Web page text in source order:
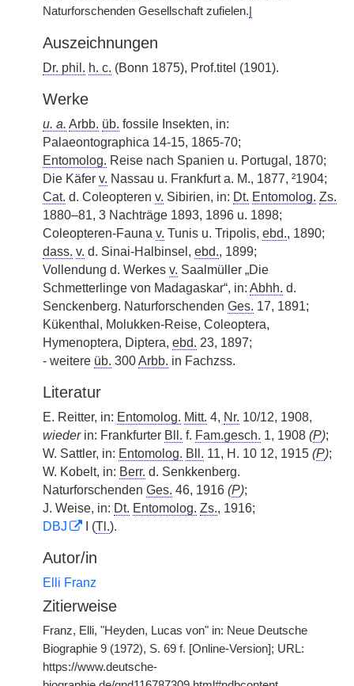
Naturforschenden Gesellschaft zufielen.
Auszeichnungen
Dr. phil. h. c. (Bonn 1875), Prof.titel (1901).
Werke
u. a. Arbb. üb. fossile Insekten, in:
Palaeontographica 14-15, 1865-70;
Entomolog. Reise nach Spanien u. Portugal, 1870;
Die Käfer v. Nassau u. Frankfurt a. M., 1877, ²1904;
Cat. d. Coleopteren v. Sibirien, in: Dt. Entomolog. Zs.
1880–81, 3 Nachträge 1893, 1896 u. 1898;
Coleopteren-Fauna v. Tunis u. Tripolis, ebd., 1890;
dass. v. d. Sinai-Halbinsel, ebd., 1899;
Vollendung d. Werkes v. Saalmüller „Die
Schmetterlinge von Madagaskar“, in: Abhh. d.
Senckenberg. Naturforschenden Ges. 17, 1891;
Kükenthal, Molukken-Reise, Coleoptera,
Hymenoptera, Diptera, ebd. 23, 1897;
- weitere üb. 300Arbb. in Fachzss.
Literatur
E. Reitter, in: Entomolog. Mitt. 4, Nr. 10/12, 1908,
wiederin: Frankfurter Bll. f. Fam.gesch. 1, 1908 (P);
W. Sattler, in: Entomolog. Bll. 11, H. 10 12, 1915 (P);
W. Kobelt, in: Berr. d. Senkkenberg.
Naturforschenden Ges. 46, 1916 (P);
J. Weise, in: Dt. Entomolog. Zs., 1916;
DBJ
I (Tl.).
Autor/in
Elli Franz
Zitierweise
Franz, Elli, "Heyden, Lucas von" in: Neue Deutsche
Biographie 9 (1972), S. 69 f. [Online-Version]; URL:
https://www.deutsche-